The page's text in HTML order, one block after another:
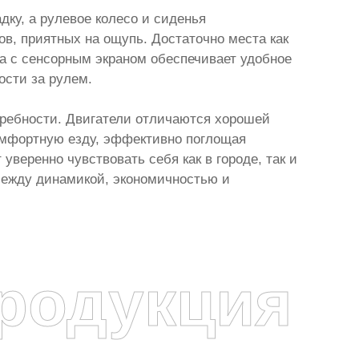
а рулевое колесо и сиденья
приятных на ощупь. Достаточно места как
сенсорным экраном обеспечивает удобное
за рулем.
Двигатели отличаются хорошей
езду, эффективно поглощая
чувствовать себя как в городе, так и
динамикой, экономичностью и